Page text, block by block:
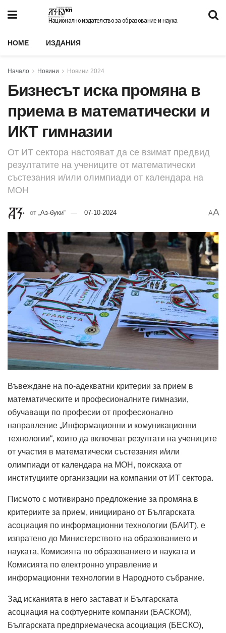
Национално издателство за образование и наука
HOME ИЗДАНИЯ
Начало Новини Новини 2024
Бизнесът иска промяна в
приема в математически и
ИКТ гимназии
От ИТ сектора настояват да се взимат предвид
резултатите на учениците от математически
състезания и/или олимпиади от календара на
МОН
от „Аз-буки“ 07-10-2024 AA
Въвеждане на по-адекватни критерии за прием в
математическите и професионалните гимназии,
обучаващи по професии от професионално
направление „Информационни и комуникационни
технологии“, които да включват резултати на учениците
от участия в математически състезания и/или
олимпиади от календара на МОН, поискаха от
институциите организации на компании от ИТ сектора.
Писмото с мотивирано предложение за промяна в
критериите за прием, инициирано от Българската
асоциация по информационни технологии (БАИТ), е
изпратено до Министерството на образованието и
науката, Комисията по образованието и науката и
Комисията по електронно управление и
информационни технологии в Народното събрание.
Зад исканията в него застават и Българската
асоциация на софтуерните компании (БАСКОМ),
Българската предприемаческа асоциация (БЕСКО),